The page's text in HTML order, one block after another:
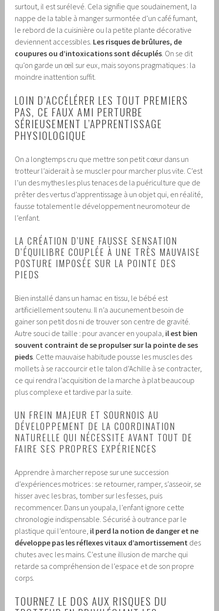
surtout, il est surélevé. Cela signifie que soudainement, la
nappe de la table à manger surmontée d’un café fumant,
le rebord de la cuisinière ou la petite plante décorative
deviennent accessibles. Les risques de brûlures, de
coupures ou d’intoxications sont décuplés . On se dit
qu’on garde un œil sur eux, mais soyons pragmatiques : la
moindre inattention suffit.
LOIN D’ACCÉLÉRER LES TOUT PREMIERS
PAS, CE FAUX AMI PERTURBE
SÉRIEUSEMENT L’APPRENTISSAGE
PHYSIOLOGIQUE
On a longtemps cru que mettre son petit cœur dans un
trotteur l’aiderait à se muscler pour marcher plus vite. C’est
l’un des mythes les plus tenaces de la puériculture que de
prêter des vertus d’apprentissage à un objet qui, en réalité,
fausse totalement le développement neuromoteur de
l’enfant.
LA CRÉATION D’UNE FAUSSE SENSATION
D’ÉQUILIBRE COUPLÉE À UNE TRÈS MAUVAISE
POSTURE IMPOSÉE SUR LA POINTE DES
PIEDS
Bien installé dans un hamac en tissu, le bébé est
artificiellement soutenu. Il n’a aucunement besoin de
gainer son petit dos ni de trouver son centre de gravité.
Autre souci de taille : pour avancer en youpala, il est bien
souvent contraint de se propulser sur la pointe de ses
pieds . Cette mauvaise habitude pousse les muscles des
mollets à se raccourcir et le talon d’Achille à se contracter,
ce qui rendra l’acquisition de la marche à plat beaucoup
plus complexe et tardive par la suite.
UN FREIN MAJEUR ET SOURNOIS AU
DÉVELOPPEMENT DE LA COORDINATION
NATURELLE QUI NÉCESSITE AVANT TOUT DE
FAIRE SES PROPRES EXPÉRIENCES
Apprendre à marcher repose sur une succession
d’expériences motrices : se retourner, ramper, s’asseoir, se
hisser avec les bras, tomber sur les fesses, puis
recommencer. Dans un youpala, l’enfant ignore cette
chronologie indispensable. Sécurisé à outrance par le
plastique qui l’entoure, il perd la notion de danger et ne
développe pas les réflexes vitaux d’amortissement des
chutes avec les mains. C’est une illusion de marche qui
retarde sa compréhension de l’espace et de son propre
corps.
TOURNEZ LE DOS AUX RISQUES DU